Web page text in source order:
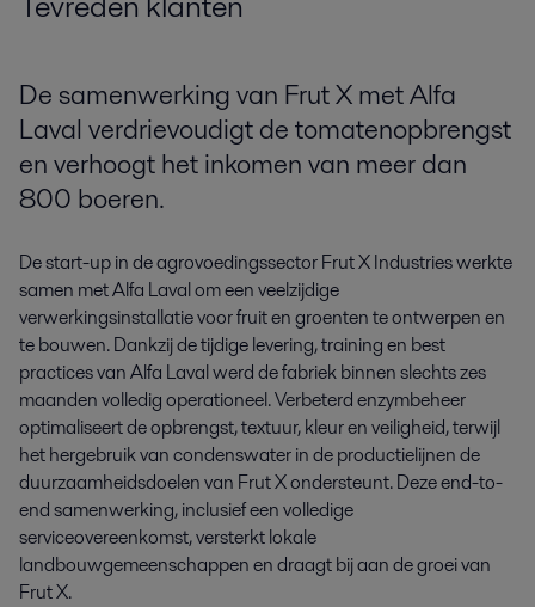
De samenwerking van Frut X met Alfa
Laval verdrievoudigt de tomatenopbrengst
en verhoogt het inkomen van meer dan
800 boeren.
De start-up in de agrovoedingssector Frut X Industries werkte
samen met Alfa Laval om een veelzijdige
verwerkingsinstallatie voor fruit en groenten te ontwerpen en
te bouwen. Dankzij de tijdige levering, training en best
practices van Alfa Laval werd de fabriek binnen slechts zes
maanden volledig operationeel. Verbeterd enzymbeheer
optimaliseert de opbrengst, textuur, kleur en veiligheid, terwijl
het hergebruik van condenswater in de productielijnen de
duurzaamheidsdoelen van Frut X ondersteunt. Deze end-to-
end samenwerking, inclusief een volledige
serviceovereenkomst, versterkt lokale
landbouwgemeenschappen en draagt bij aan de groei van
Frut X.